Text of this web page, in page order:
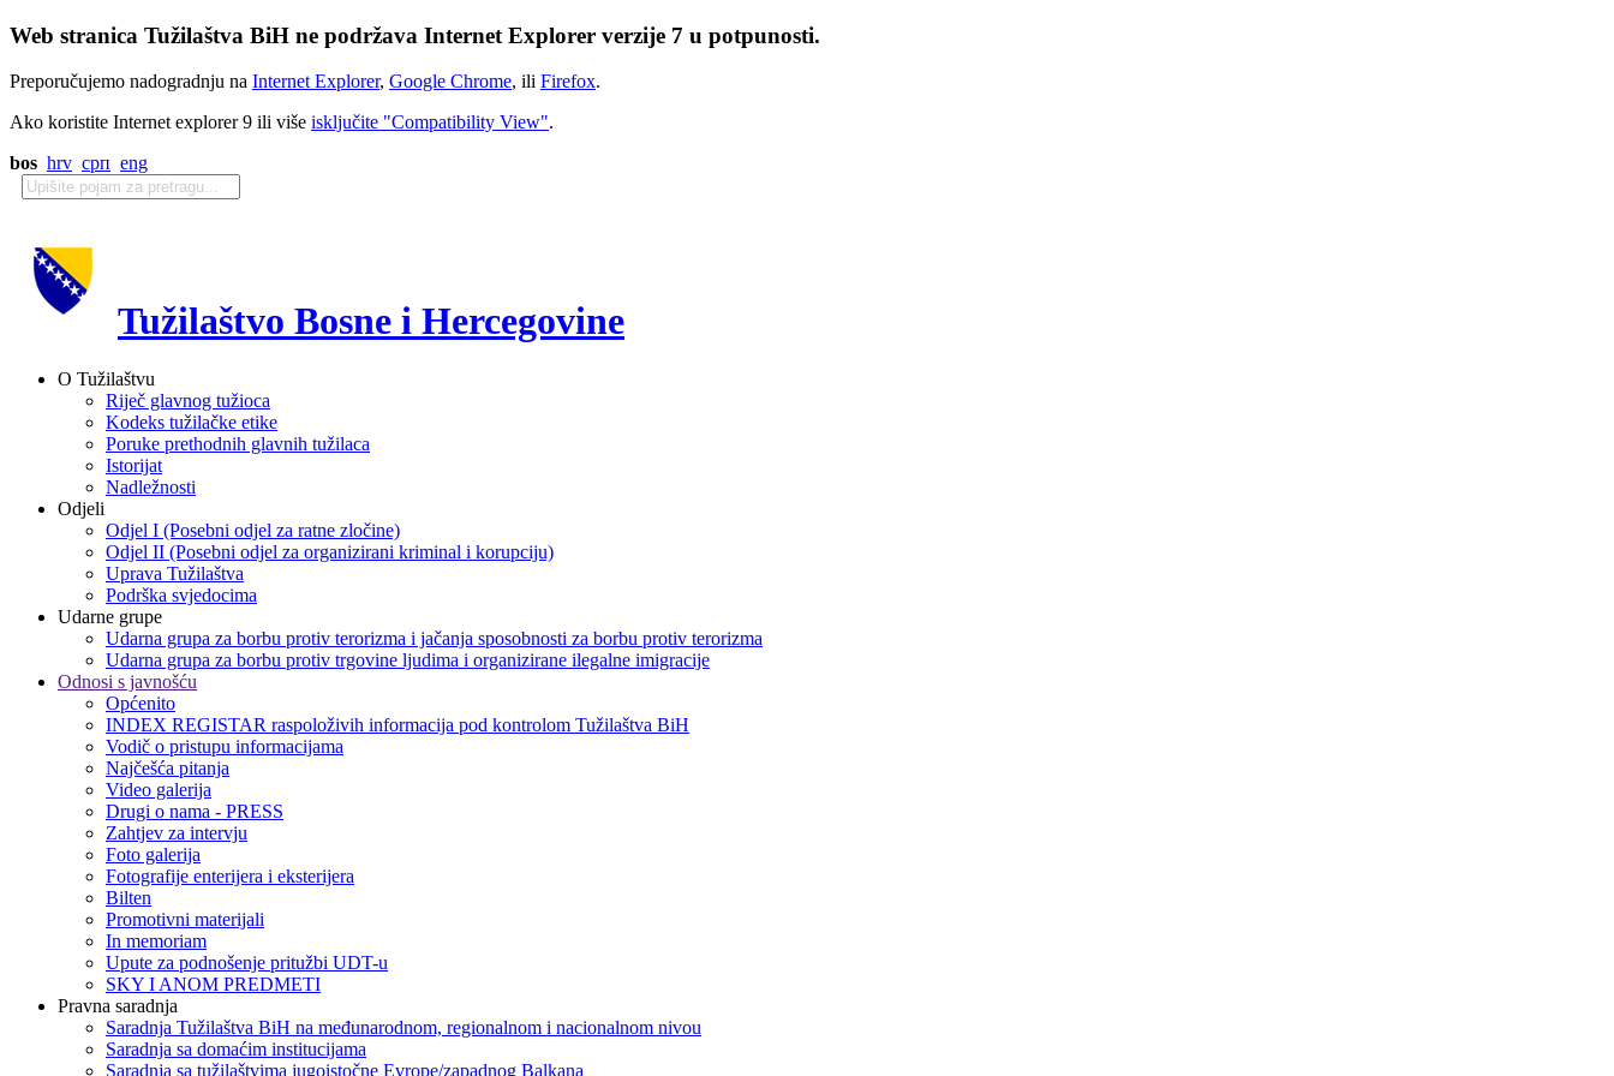
Web stranica Tužilaštva BiH ne podržava Internet Explorer verzije 7 u potpunosti.
Preporučujemo nadogradnju na Internet Explorer, Google Chrome, ili Firefox.
Ako koristite Internet explorer 9 ili više isključite "Compatibility View".
bos hrv срп eng
Tužilaštvo Bosne i Hercegovine
O Tužilaštvu
Riječ glavnog tužioca
Kodeks tužilačke etike
Poruke prethodnih glavnih tužilaca
Istorijat
Nadležnosti
Odjeli
Odjel I (Posebni odjel za ratne zločine)
Odjel II (Posebni odjel za organizirani kriminal i korupciju)
Uprava Tužilaštva
Podrška svjedocima
Udarne grupe
Udarna grupa za borbu protiv terorizma i jačanja sposobnosti za borbu protiv terorizma
Udarna grupa za borbu protiv trgovine ljudima i organizirane ilegalne imigracije
Odnosi s javnošću
Općenito
INDEX REGISTAR raspoloživih informacija pod kontrolom Tužilaštva BiH
Vodič o pristupu informacijama
Najčešća pitanja
Video galerija
Drugi o nama - PRESS
Zahtjev za intervju
Foto galerija
Fotografije enterijera i eksterijera
Bilten
Promotivni materijali
In memoriam
Upute za podnošenje pritužbi UDT-u
SKY I ANOM PREDMETI
Pravna saradnja
Saradnja Tužilaštva BiH na međunarodnom, regionalnom i nacionalnom nivou
Saradnja sa domaćim institucijama
Saradnja sa tužilaštvima jugoistočne Evrope/zapadnog Balkana